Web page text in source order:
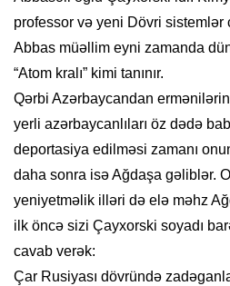
professor və yeni Dövri sistem­lər
Abbas müəllim eyni zamanda
“Atom kralı” kimi tanınır.
Qərbi Azərbaycandan
yerli azərbaycanlıları öz dədə
deportasiya edilməsi zamanı
daha sonra isə Ağdaşa gəliblər.
yeniyetməlik illəri də elə məhz
ilk öncə sizi Çayxorski soyadı
cavab verək:
Çar Rusiyası dövründə